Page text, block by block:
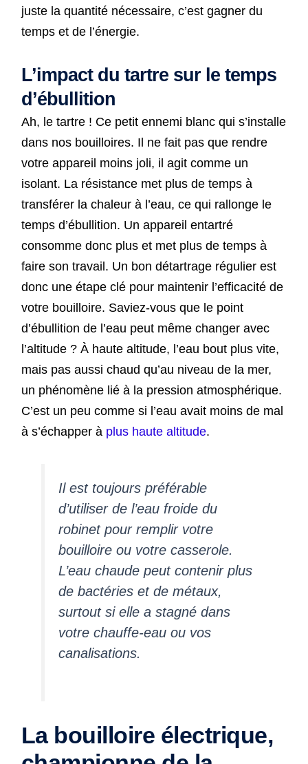
juste la quantité nécessaire, c’est gagner du
temps et de l’énergie.
L’impact du tartre sur le temps
d’ébullition
Ah, le tartre ! Ce petit ennemi blanc qui s’installe
dans nos bouilloires. Il ne fait pas que rendre
votre appareil moins joli, il agit comme un
isolant. La résistance met plus de temps à
transférer la chaleur à l’eau, ce qui rallonge le
temps d’ébullition. Un appareil entartré
consomme donc plus et met plus de temps à
faire son travail. Un bon détartrage régulier est
donc une étape clé pour maintenir l’efficacité de
votre bouilloire. Saviez-vous que le point
d’ébullition de l’eau peut même changer avec
l’altitude ? À haute altitude, l’eau bout plus vite,
mais pas aussi chaud qu’au niveau de la mer,
un phénomène lié à la pression atmosphérique.
C’est un peu comme si l’eau avait moins de mal
à s’échapper à plus haute altitude.
Il est toujours préférable
d’utiliser de l’eau froide du
robinet pour remplir votre
bouilloire ou votre casserole.
L’eau chaude peut contenir plus
de bactéries et de métaux,
surtout si elle a stagné dans
votre chauffe-eau ou vos
canalisations.
La bouilloire électrique,